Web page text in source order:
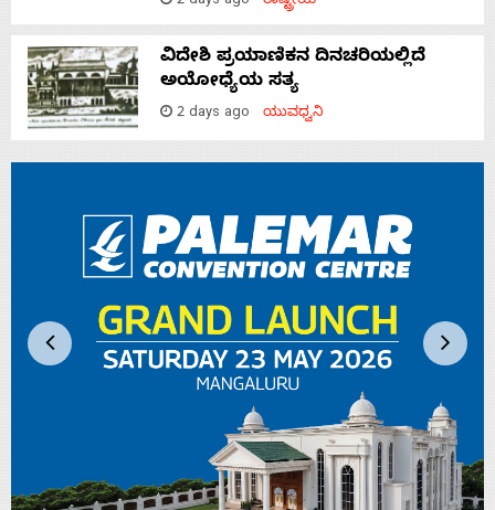
ವಿದೇಶಿ ಪ್ರಯಾಣಿಕನ ದಿನಚರಿಯಲ್ಲಿದೆ
ಅಯೋಧ್ಯೆಯ ಸತ್ಯ
2 days ago ಯುವಧ್ವನಿ